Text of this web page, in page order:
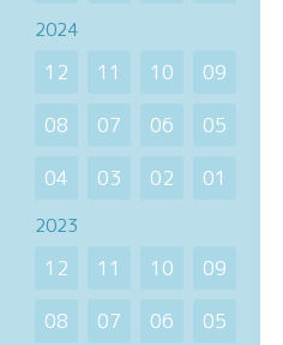
2024
12 11 10
09
08
07 06
05
04
03 02 01
2023
12 11 10
09
08
07 06
05